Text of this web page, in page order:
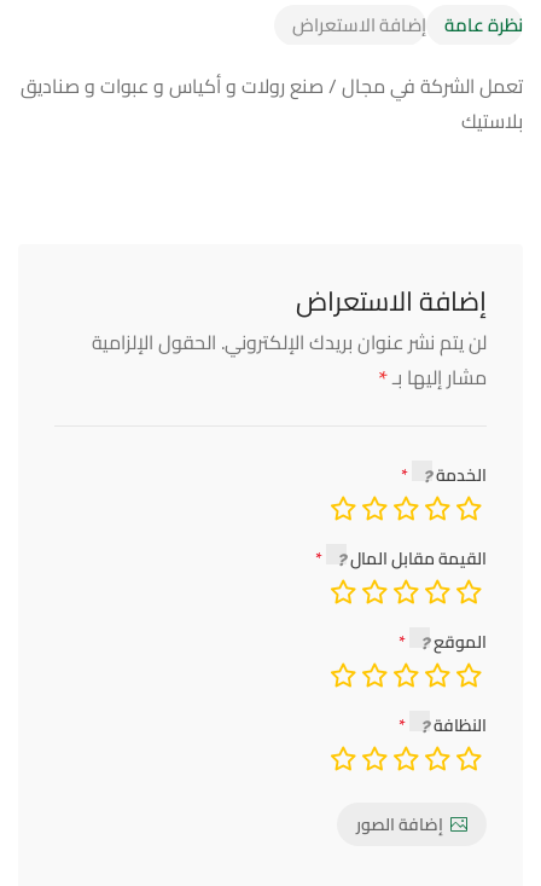
نظرة عامة إضافة الاستعراض
تعمل الشركة في مجال / صنع رولات و أكياس و عبوات و صناديق
بلاستيك
إضافة الاستعراض
لن يتم نشر عنوان بريدك الإلكتروني. الحقول الإلزامية
مشار إليها بـ*
الخدمة
القيمة مقابل المال
الموقع
النظافة
إضافة الصور